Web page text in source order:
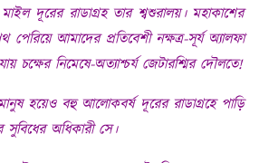
দূরের রাডাগ্ৰহ তার শ্বশুরালয়। মহাকাশের
পেরিয়ে আমাদের প্রতিবেশী নক্ষত্ৰ-সূৰ্য অ্যালফা
চক্ষের নিমেষে-অত্যাশ্চর্য জেটারশ্মির দৌলতে!
হয়েও বহু আলোকবর্ষ দূরের রাডাগ্রহে পাড়ি
অধিকারী সে।